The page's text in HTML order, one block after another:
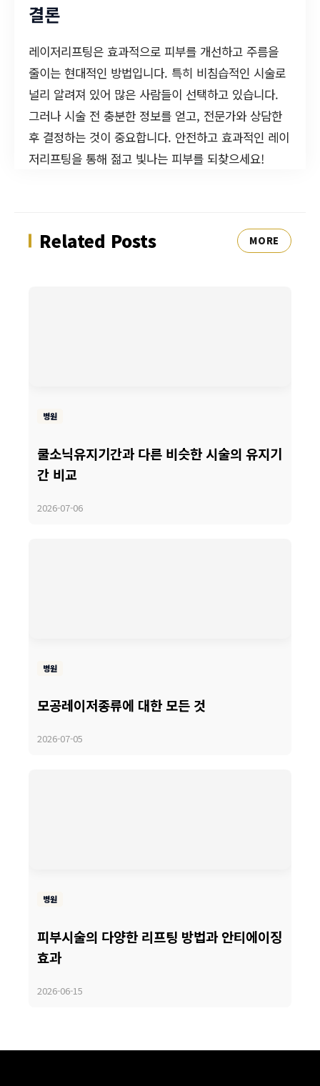
결론
레이저리프팅은 효과적으로 피부를 개선하고 주름을
줄이는 현대적인 방법입니다. 특히 비침습적인 시술로
널리 알려져 있어 많은 사람들이 선택하고 있습니다.
그러나 시술 전 충분한 정보를 얻고, 전문가와 상담한
후 결정하는 것이 중요합니다. 안전하고 효과적인 레이
저리프팅을 통해 젊고 빛나는 피부를 되찾으세요!
Related Posts MORE
병원
쿨소닉유지기간과 다른 비슷한 시술의 유지기
간 비교
2026-07-06
병원
모공레이저종류에 대한 모든 것
2026-07-05
병원
피부시술의 다양한 리프팅 방법과 안티에이징
효과
2026-06-15